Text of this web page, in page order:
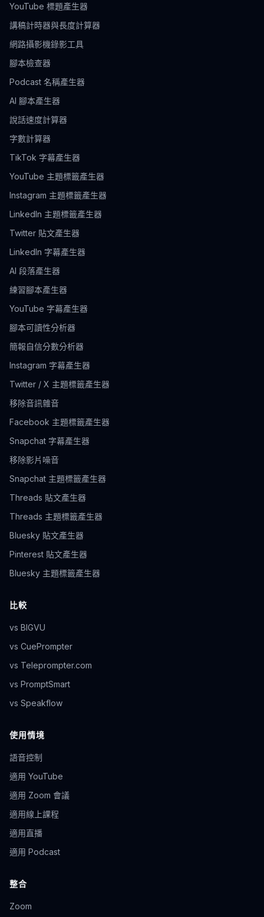
YouTube 標題產生器
講稿計時器與長度計算器
網路攝影機錄影工具
腳本檢查器
Podcast 名稱產生器
AI 腳本產生器
說話速度計算器
字數計算器
TikTok 字幕產生器
YouTube 主題標籤產生器
Instagram 主題標籤產生器
LinkedIn 主題標籤產生器
Twitter 貼文產生器
LinkedIn 字幕產生器
AI 段落產生器
練習腳本產生器
YouTube 字幕產生器
腳本可讀性分析器
簡報自信分數分析器
Instagram 字幕產生器
Twitter / X 主題標籤產生器
移除音訊雜音
Facebook 主題標籤產生器
Snapchat 字幕產生器
移除影片噪音
Snapchat 主題標籤產生器
Threads 貼文產生器
Threads 主題標籤產生器
Bluesky 貼文產生器
Pinterest 貼文產生器
Bluesky 主題標籤產生器
比較
vs BIGVU
vs CuePrompter
vs Teleprompter.com
vs PromptSmart
vs Speakflow
使用情境
語音控制
適用 YouTube
適用 Zoom 會議
適用線上課程
適用直播
適用 Podcast
整合
Zoom